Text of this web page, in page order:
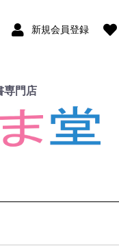
新規会員登録
専門店